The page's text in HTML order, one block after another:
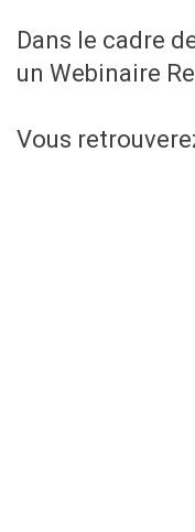
Dans le cadre
un Webinaire
Vous